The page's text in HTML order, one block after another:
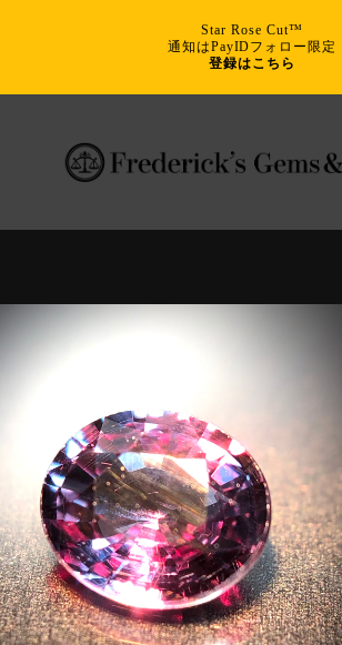
Star Rose Cut™
通知はPayIDフォロー限定
登録はこちら